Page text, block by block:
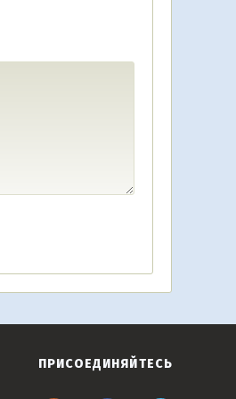
ПРИСОЕДИНЯЙТЕСЬ